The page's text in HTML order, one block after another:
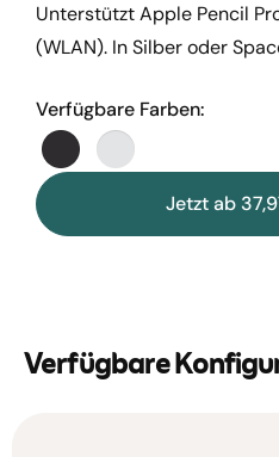
Unterstützt Apple Pencil
(WLAN). In Silber oder
Verfügbare Farben:
Jetzt ab
Verfügbare